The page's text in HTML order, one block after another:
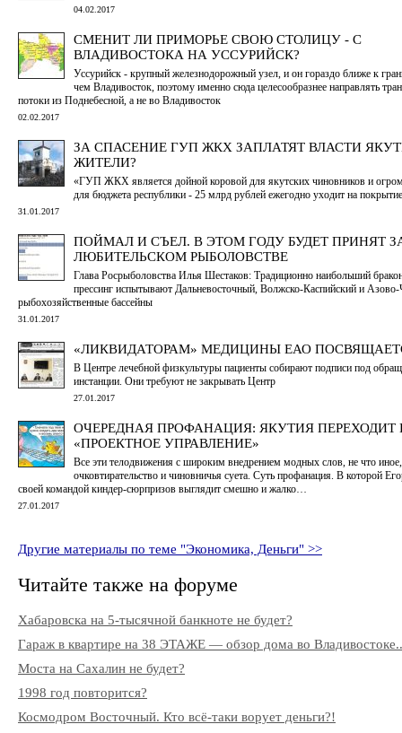
04.02.2017
СМЕНИТ ЛИ ПРИМОРЬЕ СВОЮ СТОЛИЦУ - С
ВЛАДИВОСТОКА НА УССУРИЙСК?
Уссурийск - крупный железнодорожный узел, и он гораздо ближе к
чем Владивосток, поэтому именно сюда целесообразнее направлять
потоки из Поднебесной, а не во Владивосток
02.02.2017
ЗА СПАСЕНИЕ ГУП ЖКХ ЗАПЛАТЯТ ВЛАСТИ
ЖИТЕЛИ?
«ГУП ЖКХ является дойной коровой для якутских чиновников и
для бюджета республики - 25 млрд рублей ежегодно уходит на
31.01.2017
ПОЙМАЛ И СЪЕЛ. В ЭТОМ ГОДУ БУДЕТ ПРИНЯТ
ЛЮБИТЕЛЬСКОМ РЫБОЛОВСТВЕ
Глава Росрыболовства Илья Шестаков: Традиционно наибольший
прессинг испытывают Дальневосточный, Волжско-Каспийский и
рыбохозяйственные бассейны
31.01.2017
«ЛИКВИДАТОРАМ» МЕДИЦИНЫ ЕАО
В Центре лечебной физкультуры пациенты собирают подписи под
инстанции. Они требуют не закрывать Центр
27.01.2017
ОЧЕРЕДНАЯ ПРОФАНАЦИЯ: ЯКУТИЯ ПЕРЕХОДИТ
«ПРОЕКТНОЕ УПРАВЛЕНИЕ»
Все эти телодвижения с широким внедрением модных слов, не что
очковтирательство и чиновничья суета. Суть профанация. В которой
своей командой киндер-сюрпризов выглядит смешно и жалко…
27.01.2017
Другие материалы по теме "Экономика, Деньги" >>
Читайте также на форуме
Хабаровска на 5-тысячной банкноте не будет?
Гараж в квартире на 38 ЭТАЖЕ — обзор дома во
Моста на Сахалин не будет?
1998 год повторится?
Космодром Восточный. Кто всё-таки ворует деньги?!